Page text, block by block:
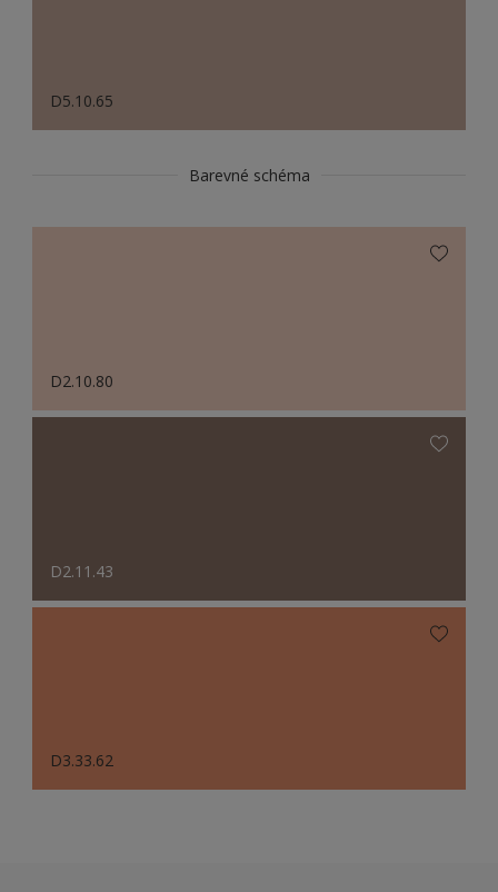
D5.10.65
Barevné schéma
D2.10.80
D2.11.43
D3.33.62